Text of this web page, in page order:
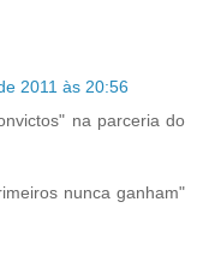
2011 às 20:56
na parceria do
nunca ganham"